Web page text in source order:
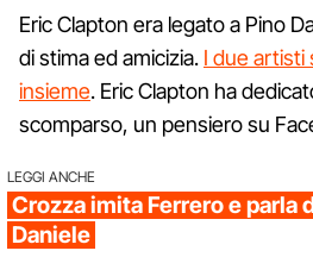
Eric Clapton era legato a Pino
di stima ed amicizia. I due artisti
insieme. Eric Clapton ha
scomparso, un pensiero su
LEGGI ANCHE
Crozza imita Ferrero e parla
Daniele